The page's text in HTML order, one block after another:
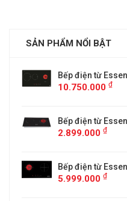
SẢN PHẨM NỔI BẬT
Bếp điện từ
10.750.000 ₫
Bếp điện từ
2.899.000 ₫
Bếp điện từ
5.999.000 ₫